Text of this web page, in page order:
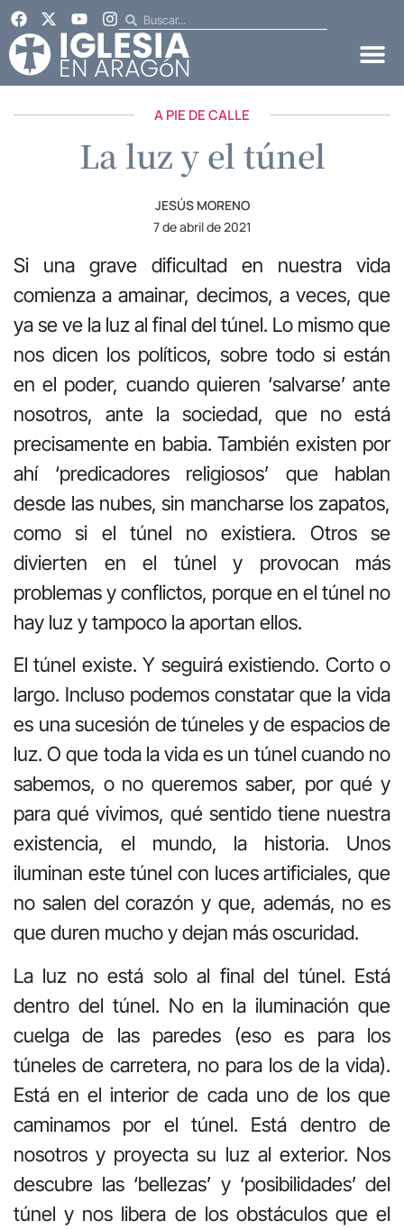
A PIE DE CALLE
La luz y el túnel
JESÚS MORENO
7 de abril de 2021
Si una grave dificultad en nuestra vida
comienza a amainar, decimos, a veces, que
ya se ve la luz al final del túnel. Lo mismo que
nos dicen los políticos, sobre todo si están
en el poder, cuando quieren ‘salvarse’ ante
nosotros, ante la sociedad, que no está
precisamente en babia. También existen por
ahí ‘predicadores religiosos’ que hablan
desde las nubes, sin mancharse los zapatos,
como si el túnel no existiera. Otros se
divierten en el túnel y provocan más
problemas y conflictos, porque en el túnel no
hay luz y tampoco la aportan ellos.
El túnel existe. Y seguirá existiendo. Corto o
largo. Incluso podemos constatar que la vida
es una sucesión de túneles y de espacios de
luz. O que toda la vida es un túnel cuando no
sabemos, o no queremos saber, por qué y
para qué vivimos, qué sentido tiene nuestra
existencia, el mundo, la historia. Unos
iluminan este túnel con luces artificiales, que
no salen del corazón y que, además, no es
que duren mucho y dejan más oscuridad.
La luz no está solo al final del túnel. Está
dentro del túnel. No en la iluminación que
cuelga de las paredes (eso es para los
túneles de carretera, no para los de la vida).
Está en el interior de cada uno de los que
caminamos por el túnel. Está dentro de
nosotros y proyecta su luz al exterior. Nos
descubre las ‘bellezas’ y ‘posibilidades’ del
túnel y nos libera de los obstáculos que el